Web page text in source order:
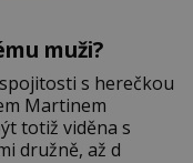
muži?
s herečkou
Martinem
totiž viděna s
družně, až d